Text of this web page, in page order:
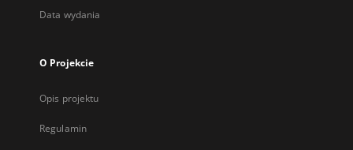
Data wydania
O Projekcie
Opis projektu
Regulamin